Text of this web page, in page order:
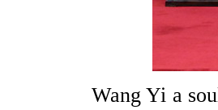
Wang Yi a